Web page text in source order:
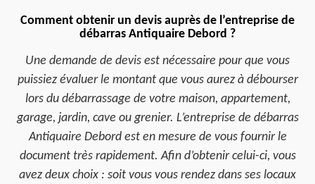
Comment obtenir un devis auprès de l’entreprise de
débarras Antiquaire Debord ?
Une demande de devis est nécessaire pour que vous
puissiez évaluer le montant que vous aurez à débourser
lors du débarrassage de votre maison, appartement,
garage, jardin, cave ou grenier. L’entreprise de débarras
Antiquaire Debord est en mesure de vous fournir le
document très rapidement. Afin d’obtenir celui-ci, vous
avez deux choix : soit vous vous rendez dans ses locaux